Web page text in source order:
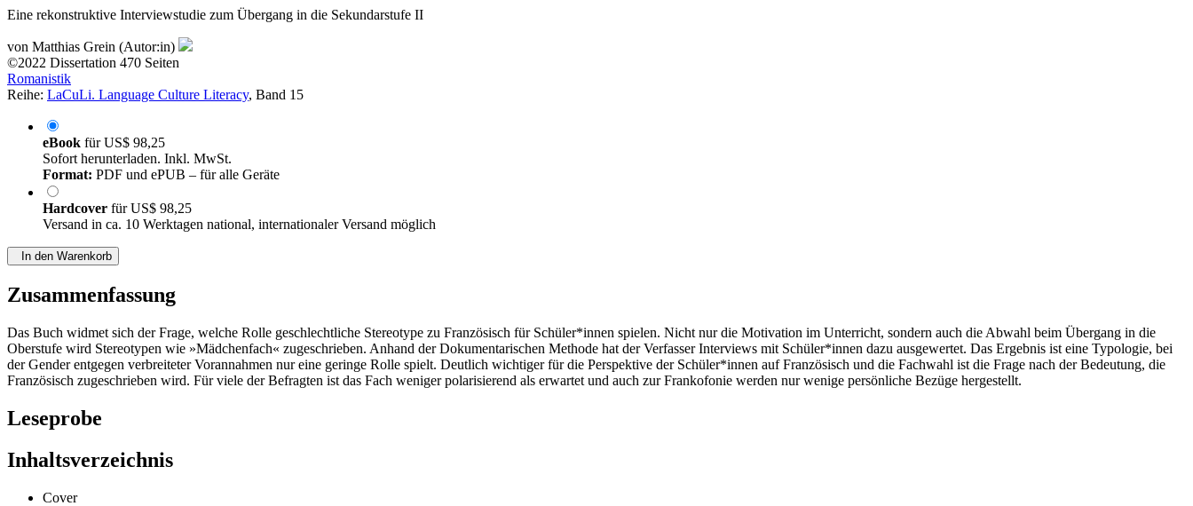
Eine rekonstruktive Interviewstudie zum Übergang in die Sekundarstufe II
von Matthias Grein (Autor:in)
©2022 Dissertation 470 Seiten
Romanistik
Reihe: LaCuLi. Language Culture Literacy, Band 15
eBook fürUS$ 98,25
Sofort herunterladen. Inkl. MwSt.
Format: PDF und ePUB – für alle Geräte
Hardcover fürUS$ 98,25
Versand in ca. 10 Werktagen national, internationaler Versand möglich
In den Warenkorb
Zusammenfassung
Das Buch widmet sich der Frage, welche Rolle geschlechtliche Stereotype zu Französisch für Schüler*innen spielen. Nicht nur die Motivation im Unterricht, sondern auch die Abwahl beim Übergang in die
Oberstufe wird Stereotypen wie »Mädchenfach« zugeschrieben. Anhand der Dokumentarischen Methode hat der Verfasser Interviews mit Schüler*innen dazu ausgewertet. Das Ergebnis ist eine Typologie, bei
der Gender entgegen verbreiteter Vorannahmen nur eine geringe Rolle spielt. Deutlich wichtiger für die Perspektive der Schüler*innen auf Französisch und die Fachwahl ist die Frage nach der Bedeutung, die
Französisch zugeschrieben wird. Für viele der Befragten ist das Fach weniger polarisierend als erwartet und auch zur Frankofonie werden nur wenige persönliche Bezüge hergestellt.
Leseprobe
Inhaltsverzeichnis
Cover